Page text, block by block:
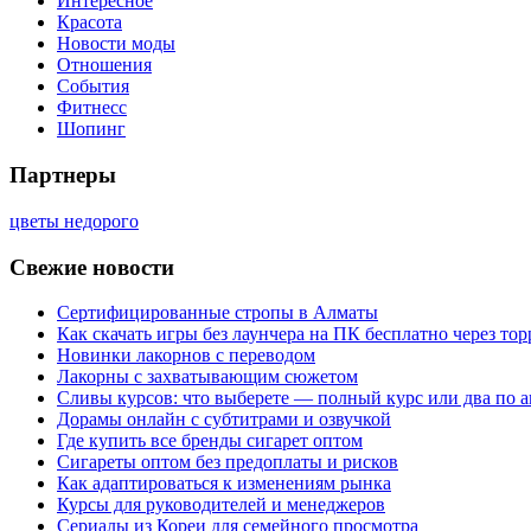
Красота
Новости моды
Отношения
События
Фитнесс
Шопинг
Партнеры
цветы недорого
Свежие новости
Сертифицированные стропы в Алматы
Как скачать игры без лаунчера на ПК бесплатно через
Новинки лакорнов с переводом
Лакорны с захватывающим сюжетом
Сливы курсов: что выберете — полный курс или два по
Дорамы онлайн с субтитрами и озвучкой
Где купить все бренды сигарет оптом
Сигареты оптом без предоплаты и рисков
Как адаптироваться к изменениям рынка
Курсы для руководителей и менеджеров
Сериалы из Кореи для семейного просмотра